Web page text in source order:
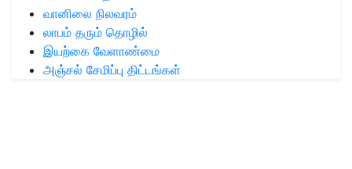
வானிலை நிலவரம்
லாபம் தரும் தொழில்
இயற்கை வேளாண்மை
அஞ்சல் சேமிப்பு திட்டங்கள்